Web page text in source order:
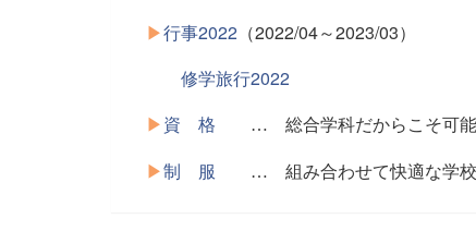
▶行事2022 （2022/04～2023/03）
修学旅行2022
▶資 格 …
総合学科だからこそ可
▶制 服 … 組み合わせて快適な学